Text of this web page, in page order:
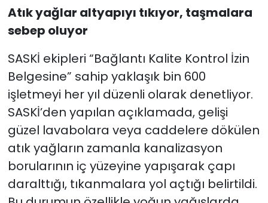
Atık yağlar altyapıyı tıkıyor, taşmalara
sebep oluyor
SASKİ ekipleri “Bağlantı Kalite Kontrol İzin
Belgesine” sahip yaklaşık bin 600
işletmeyi her yıl düzenli olarak denetliyor.
SASKİ’den yapılan açıklamada, gelişi
güzel lavabolara veya caddelere dökülen
atık yağların zamanla kanalizasyon
borularının iç yüzeyine yapışarak çapı
daralttığı, tıkanmalara yol açtığı belirtildi.